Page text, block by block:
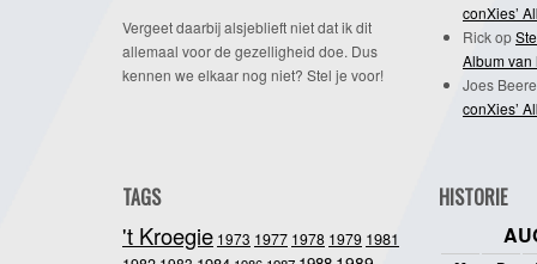
Vergeet daarbij alsjeblieft niet dat ik dit
allemaal voor de gezelligheid doe. Dus
kennen we elkaar nog niet? Stel je voor!
conXies’
Rickop
Album van
Joes
conXies’
TAGS
't Kroegie 1973 1977 1978 1979 1981
HISTORIE